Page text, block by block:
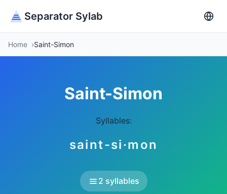
Separator Sylab
Home Saint-Simon
Saint-Simon
Syllables:
saint-si·mon
2 syllables